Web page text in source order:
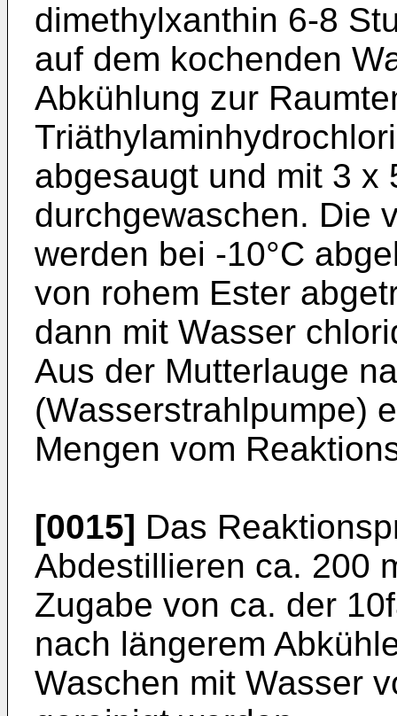
dimethylxanthin 6-8
auf dem kochenden
Abkühlung zur
abgesaugt und mit 3 x
durchgewaschen. Die
werden bei -10°C
von rohem Ester
dann mit Wasser
Aus der Mutterlauge
(Wasserstrahlpumpe)
Mengen vom
[0015] Das
Abdestillieren ca. 200
Zugabe von ca. der
nach längerem
Waschen mit Wasser